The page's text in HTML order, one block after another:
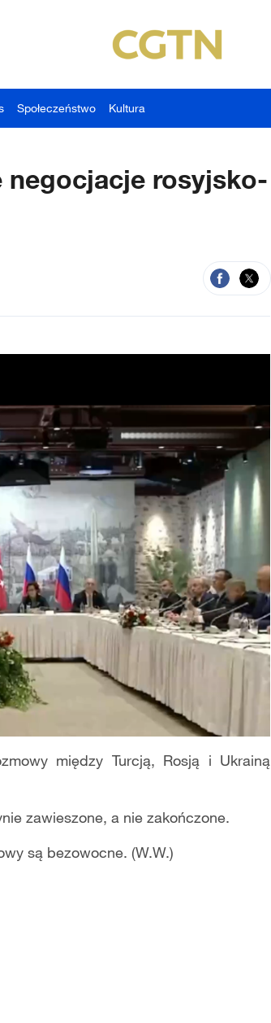
Społeczeństwo Kultura
rosyjsko-
między Turcją, Rosją i Ukrainą
zawieszone, a nie zakończone.
są bezowocne. (W.W.)